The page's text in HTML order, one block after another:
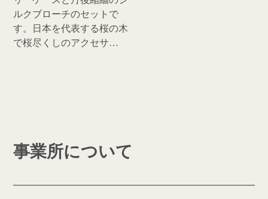
ルクブローチのセットで
す。日本を代表する桜の木
で桜尽くしのアクセサ…
事業所について